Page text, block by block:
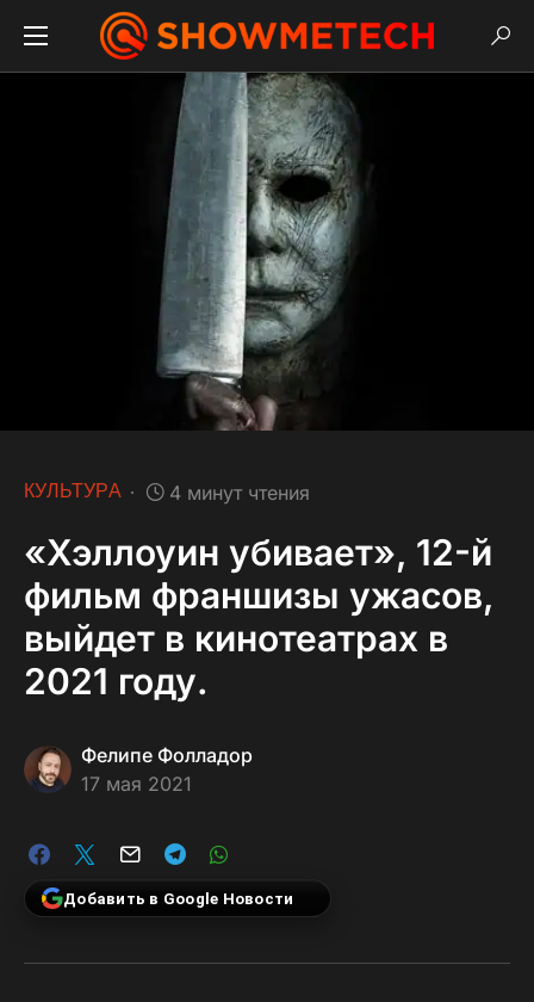
КУЛЬТУРА 4 минут чтения
«Хэллоуин убивает», 12-й
фильм франшизы ужасов,
выйдет в кинотеатрах в
2021 году.
Фелипе Фолладор
17 мая 2021
Добавить в Google Новости